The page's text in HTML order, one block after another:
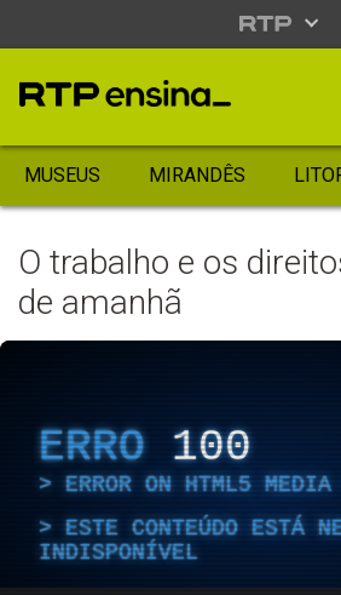
MUSEUS MIRANDÊS
O trabalho e os
de amanhã
ERRO 100
ERROR ON HTML5 MEDIA
ESTE CONTEÚDO ESTÁ
INDISPONÍVEL